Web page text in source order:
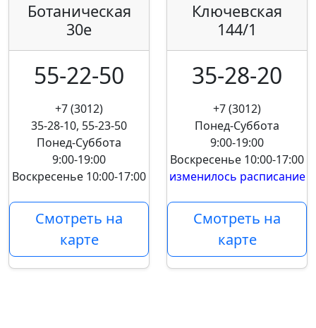
Ботаническая
30е
55-22-50
+7 (3012)
35-28-10, 55-23-50
Понед-Суббота
9:00-19:00
Воскресенье 10:00-17:00
Смотреть на
карте
Ключевская
144/1
35-28-20
+7 (3012)
Понед-Суббота
9:00-19:00
Воскресенье 10:00-17:00
изменилось расписание
Смотреть на
карте